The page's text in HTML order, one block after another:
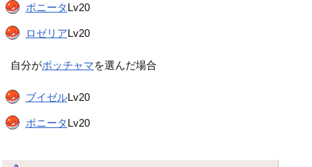
ポニータLv20
ロゼリアLv20
自分がポッチャマを選んだ場合
ブイゼルLv20
ポニータLv20